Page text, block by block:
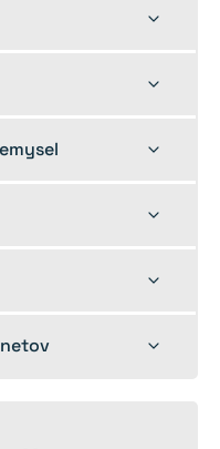
Toggle
Toggle
Toggle
Toggle
Toggle
Toggle